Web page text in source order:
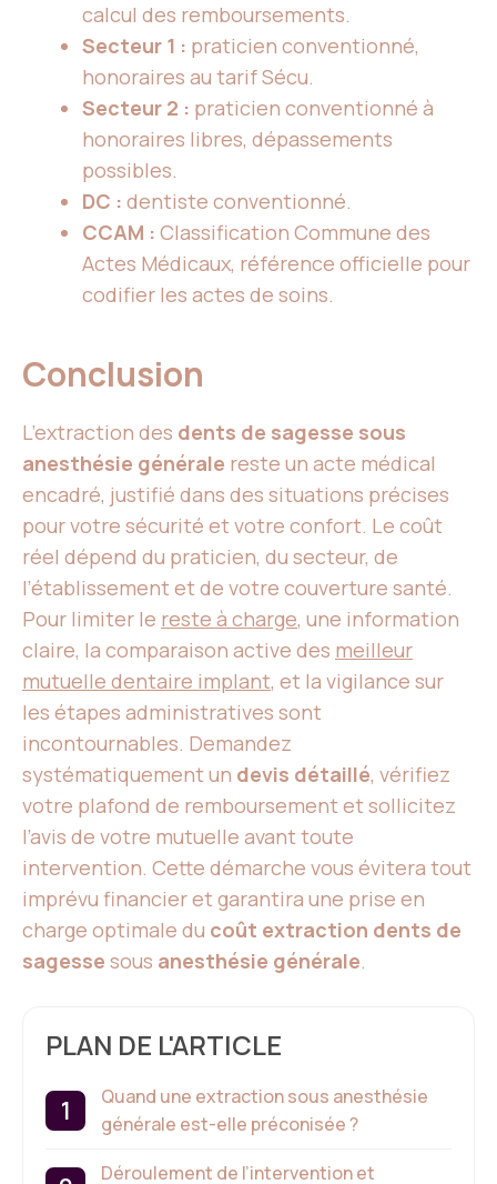
calcul des remboursements.
Secteur 1 : praticien conventionné,
honoraires au tarif Sécu.
Secteur 2 : praticien conventionné à
honoraires libres, dépassements
possibles.
DC : dentiste conventionné.
CCAM : Classification Commune des
Actes Médicaux, référence officielle pour
codifier les actes de soins.
Conclusion
L’extraction des dents de sagesse sous
anesthésie générale reste un acte médical
encadré, justifié dans des situations précises
pour votre sécurité et votre confort. Le coût
réel dépend du praticien, du secteur, de
l’établissement et de votre couverture santé.
Pour limiter le reste à charge, une information
claire, la comparaison active des meilleur
mutuelle dentaire implant, et la vigilance sur
les étapes administratives sont
incontournables. Demandez
systématiquement un devis détaillé, vérifiez
votre plafond de remboursement et sollicitez
l’avis de votre mutuelle avant toute
intervention. Cette démarche vous évitera tout
imprévu financier et garantira une prise en
charge optimale du coût extraction dents de
sagesse sous anesthésie générale.
PLAN DE L'ARTICLE
Quand une extraction sous anesthésie
générale est-elle préconisée ?
Déroulement de l’intervention et